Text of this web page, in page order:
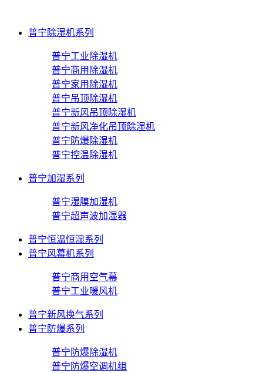
普宁除湿机系列
普宁工业除湿机
普宁商用除湿机
普宁家用除湿机
普宁吊顶除湿机
普宁新风吊顶除湿机
普宁新风净化吊顶除湿机
普宁防爆除湿机
普宁控温除湿机
普宁加湿系列
普宁湿膜加湿机
普宁超声波加湿器
普宁恒温恒湿系列
普宁风幕机系列
普宁商用空气幕
普宁工业暖风机
普宁新风换气系列
普宁防爆系列
普宁防爆除湿机
普宁防爆空调机组